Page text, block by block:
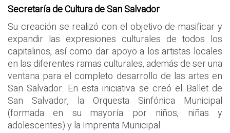
Secretaría de Cultura de San Salvador
Su creación se realizó con el objetivo de masificar y
expandir las expresiones culturales de todos los
capitalinos, así como dar apoyo a los artistas locales
en las diferentes ramas culturales, además de ser una
ventana para el completo desarrollo de las artes en
San Salvador. En esta iniciativa se creó el Ballet de
San Salvador, la Orquesta Sinfónica Municipal
(formada en su mayoría por niños, niñas y
adolescentes) y la Imprenta Municipal.